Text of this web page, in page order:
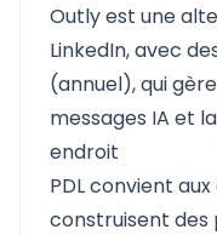
Outly est une
LinkedIn, avec
(annuel), qui
messages IA et
endroit
PDL convient
construisent des